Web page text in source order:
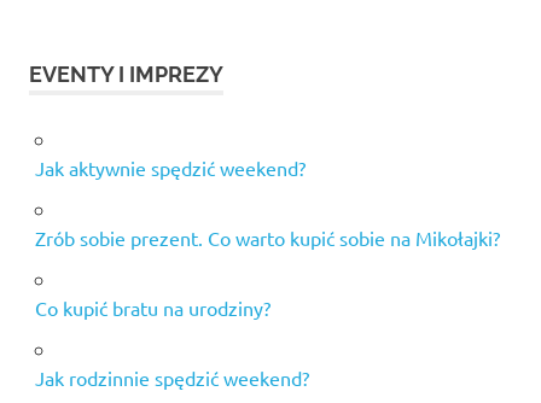
EVENTY I IMPREZY
Jak aktywnie spędzić weekend?
Zrób sobie prezent. Co warto kupić sobie na Mikołajki?
Co kupić bratu na urodziny?
Jak rodzinnie spędzić weekend?